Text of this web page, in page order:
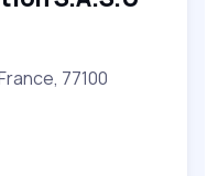
77100